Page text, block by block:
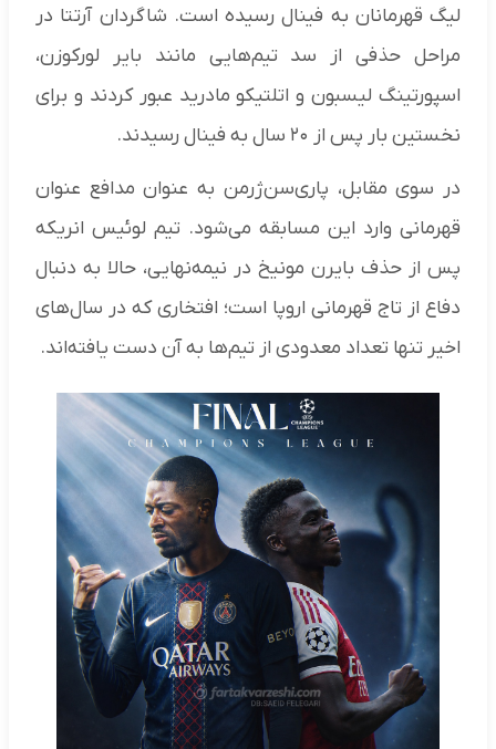
لیگ قهرمانان به فینال رسیده است. شاگردان آرتتا در
مراحل حذفی از سد تیم‌هایی مانند بایر لورکوزن،
اسپورتینگ لیسبون و اتلتیکو مادرید عبور کردند و برای
نخستین بار پس از ۲۰ سال به فینال رسیدند.
در سوی مقابل، پاری‌سن‌ژرمن به عنوان مدافع عنوان
قهرمانی وارد این مسابقه می‌شود. تیم لوئیس انریکه
پس از حذف بایرن مونیخ در نیمه‌نهایی، حالا به دنبال
دفاع از تاج قهرمانی اروپا است؛ افتخاری که در سال‌های
اخیر تنها تعداد معدودی از تیم‌ها به آن دست یافته‌اند.